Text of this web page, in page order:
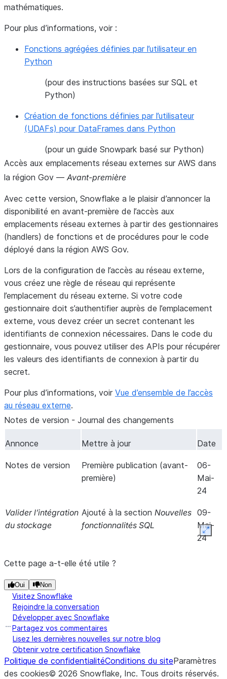
mathématiques.
Pour plus d’informations, voir :
Fonctions agrégées définies par l’utilisateur en
Python
(pour des instructions basées sur SQL et
Python)
Création de fonctions définies par l’utilisateur
(UDAFs) pour DataFrames dans Python
(pour un guide Snowpark basé sur Python)
Accès aux emplacements réseau externes sur AWS dans
la région Gov —Avant-première
Avec cette version, Snowflake a le plaisir d’annoncer la
disponibilité en avant-première de l’accès aux
emplacements réseau externes à partir des gestionnaires
(handlers) de fonctions et de procédures pour le code
déployé dans la région AWS Gov.
Lors de la configuration de l’accès au réseau externe,
vous créez une règle de réseau qui représente
l’emplacement du réseau externe. Si votre code
gestionnaire doit s’authentifier auprès de l’emplacement
externe, vous devez créer un secret contenant les
identifiants de connexion nécessaires. Dans le code du
gestionnaire, vous pouvez utiliser des APIs pour récupérer
les valeurs des identifiants de connexion à partir du
secret.
Pour plus d’informations, voir Vue d’ensemble de l’accès
au réseau externe.
Notes de version - Journal des changements
Annonce Mettre à jour Date
Notes de version
Première publication (avant-
première)
06-
Mai-
24
Valider l’intégration
du stockage
Ajouté à la section Nouvelles
fonctionnalités SQL
09-
Mai-
24
Cette page a-t-elle été utile ?
Oui Non
Visitez Snowflake
Rejoindre la conversation
Développer avec Snowflake
Partagez vos commentaires
Lisez les dernières nouvelles sur notre blog
Obtenir votre certification Snowflake
Politique de confidentialitéConditions du siteParamètres
des cookies© 2026 Snowflake, Inc. Tous droits réservés.